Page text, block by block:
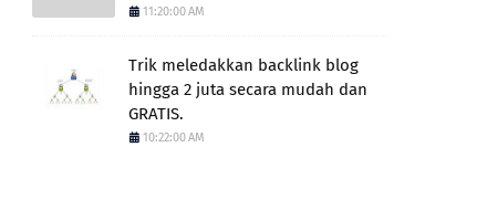
11:20:00 AM
Trik meledakkan backlink blog
hingga 2 juta secara mudah dan
GRATIS.
10:22:00 AM